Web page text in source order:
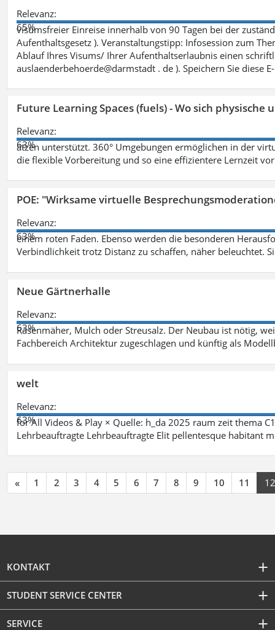
Relevanz:
65%
visumsfreier Einreise innerhalb von 90 Tagen bei der
Aufenthaltsgesetz ). Veranstaltungstipp: Infosession zum
Ablauf Ihres Visums/ Ihrer Aufenthaltserlaubnis einen
auslaenderbehoerde@darmstadt . de ). Speichern Sie diese
Future Learning Spaces (fuels) - Wo sich
Relevanz:
63%
ätzen unterstützt. 360° Umgebungen ermöglichen in der
die flexible Vorbereitung und so eine effizientere Lernzeit
POE: "Wirksame virtuelle
Relevanz:
63%
einem roten Faden. Ebenso werden die besonderen
Verbindlichkeit trotz Distanz zu schaffen, näher beleuchtet.
Neue Gärtnerhalle
Relevanz:
63%
Rasenmäher, Mulch oder Streusalz. Der Neubau ist nötig,
Fachbereich Architektur zugeschlagen und künftig als
welt
Relevanz:
63%
for All Videos & Play × Quelle: h_da 2025 raum zeit thema
Lehrbeauftragte Lehrbeauftragte Elit pellentesque habitant
« 1 2 3 4 5 6 7 8 9 10 11 12
KONTAKT
STUDENT SERVICE CENTER
SERVICE